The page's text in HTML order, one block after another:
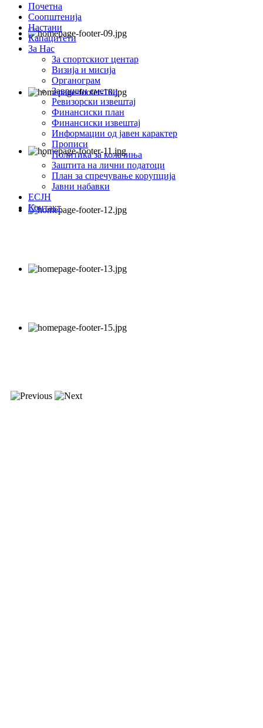
Почетна
Соопштенија
Настани
Капацитети
За Нас
За спортскиот центар
Визија и мисија
Органограм
Завршни сметки
Ревизорски извештај
Финансиски план
Финансиски извештај
Информации од јавен карактер
Прописи
Политика за колачиња
Заштита на лични податоци
План за спречување корупција
Јавни набавки
ЕСЈН
Контакт